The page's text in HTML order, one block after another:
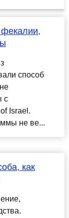
способ
с
Israel.
не ве...
как